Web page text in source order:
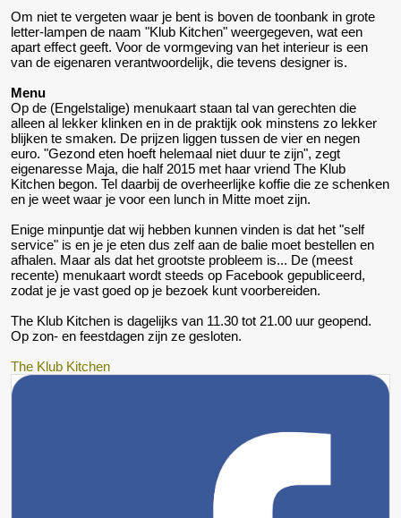
Om niet te vergeten waar je bent is boven de toonbank in grote
letter-lampen de naam "Klub Kitchen" weergegeven, wat een
apart effect geeft. Voor de vormgeving van het interieur is een
van de eigenaren verantwoordelijk, die tevens designer is.
Menu
Op de (Engelstalige) menukaart staan tal van gerechten die
alleen al lekker klinken en in de praktijk ook minstens zo lekker
blijken te smaken. De prijzen liggen tussen de vier en negen
euro. "Gezond eten hoeft helemaal niet duur te zijn", zegt
eigenaresse Maja, die half 2015 met haar vriend The Klub
Kitchen begon. Tel daarbij de overheerlijke koffie die ze schenken
en je weet waar je voor een lunch in Mitte moet zijn.
Enige minpuntje dat wij hebben kunnen vinden is dat het "self
service" is en je je eten dus zelf aan de balie moet bestellen en
afhalen. Maar als dat het grootste probleem is... De (meest
recente) menukaart wordt steeds op Facebook gepubliceerd,
zodat je je vast goed op je bezoek kunt voorbereiden.
The Klub Kitchen is dagelijks van 11.30 tot 21.00 uur geopend.
Op zon- en feestdagen zijn ze gesloten.
The Klub Kitchen